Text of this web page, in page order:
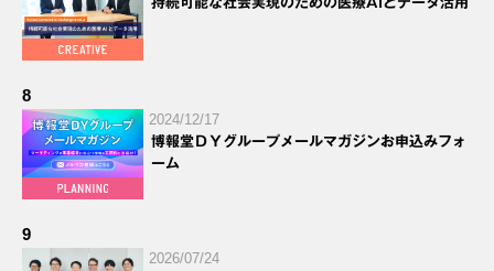
8
2024/12/17
博報堂ＤＹグループメールマガジンお申込みフォ
ーム
9
2026/07/24